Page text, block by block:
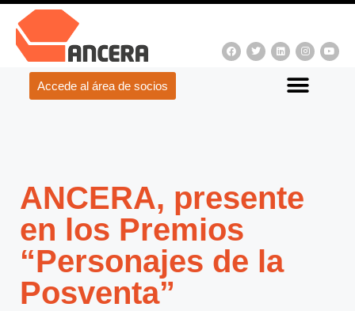
Accede al área de socios
ANCERA, presente
en los Premios
“Personajes de la
Posventa”